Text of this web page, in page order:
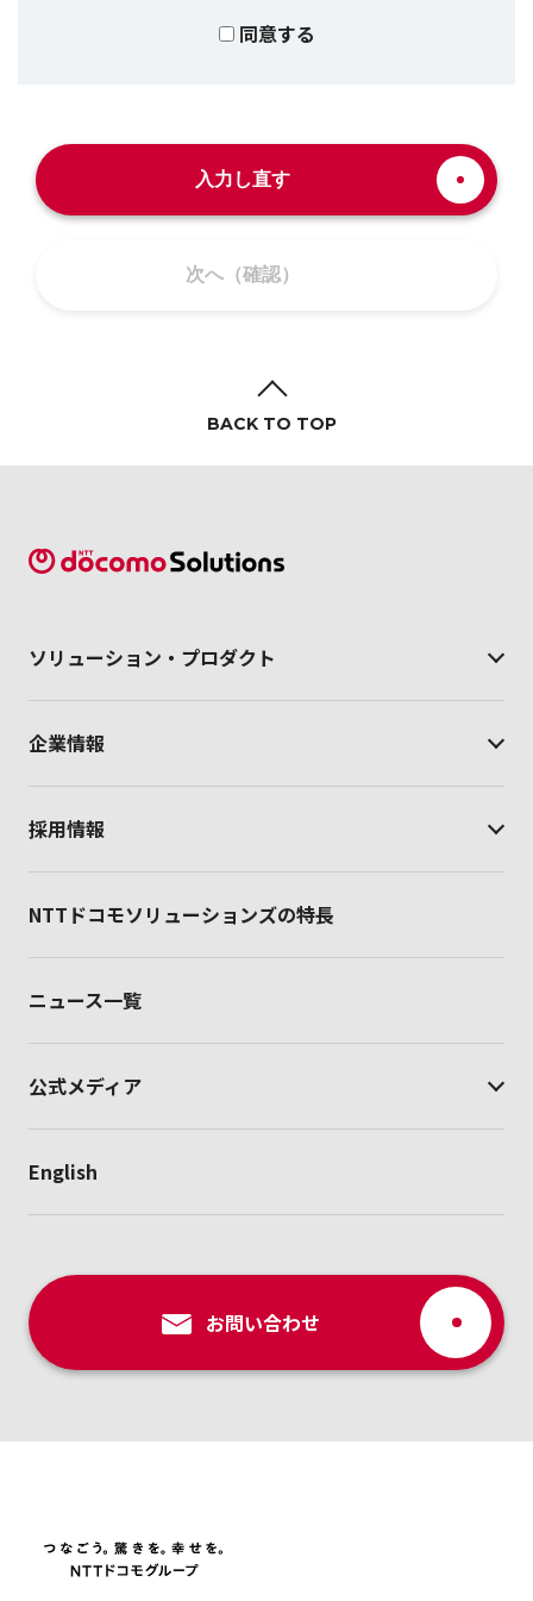
同意する
入力し直す
次へ（確認）
BACK TO TOP
ソリューション・ プロダクト
企業情報
採用情報
NTTドコモソリューションズの特長
ニュース一覧
公式メディア
English
お問い合わせ